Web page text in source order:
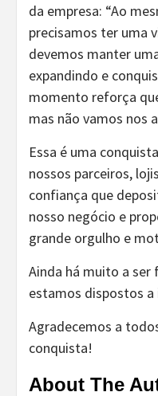
da empresa: “Ao
precisamos ter uma
devemos manter
expandindo e
momento reforça
mas não vamos nos
Essa é uma
nossos parceiros,
confiança que
nosso negócio e
grande orgulho e
Ainda há muito a ser
estamos dispostos a
Agradecemos a
conquista!
About The